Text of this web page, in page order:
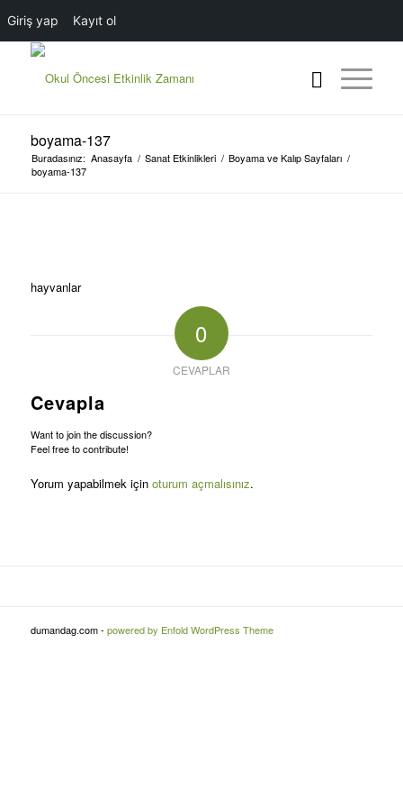
Giriş yap Kayıt ol
boyama-137
Buradasınız: Anasayfa / Sanat Etkinlikleri / Boyama ve Kalıp Sayfaları /
boyama-137
hayvanlar
0
CEVAPLAR
Cevapla
Want to join the discussion?
Feel free to contribute!
Yorum yapabilmek için oturum açmalısınız.
dumandag.com - powered by Enfold WordPress Theme